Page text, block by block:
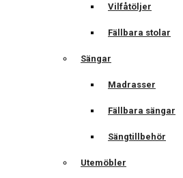
Vilfåtöljer
Fällbara stolar
Sängar
Madrasser
Fällbara sängar
Sängtillbehör
Utemöbler